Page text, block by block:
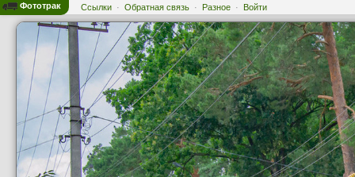
Фототрак Ссылки · Обратная связь · Разное · Войти